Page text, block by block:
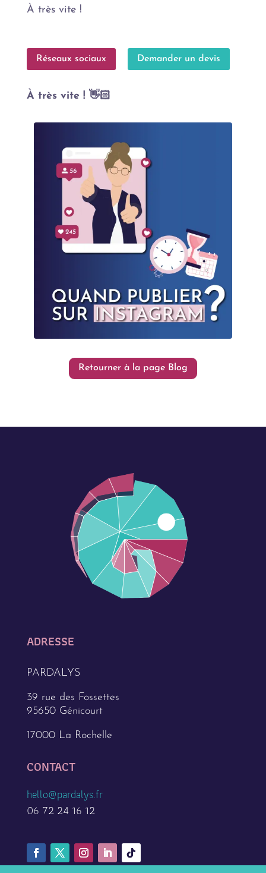
À très vite !
Réseaux sociaux Demander un devis
À très vite ! 👋🏻
Retourner à la page Blog
ADRESSE
PARDALYS
39 rue des Fossettes
95650 Génicourt
17000 La Rochelle
CONTACT
hello@pardalys.fr
06 72 24 16 12